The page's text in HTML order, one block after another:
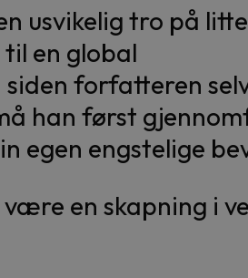
usvikelig tro på
en global
forfatteren
han først
egen engstelige
en skapning i